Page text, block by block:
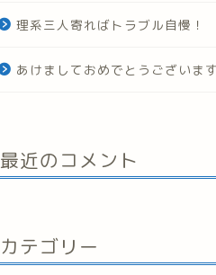
理系三人寄ればトラブル自慢！
あけましておめでとうございます
最近のコメント
カテゴリー